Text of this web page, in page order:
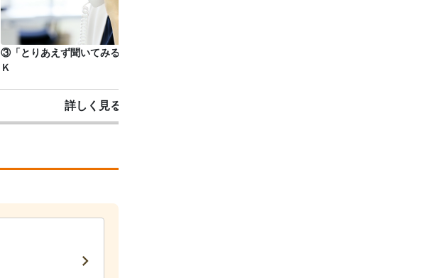
③「とりあえず聞いてみる」だけでもＯ
Ｋ
詳しく見る